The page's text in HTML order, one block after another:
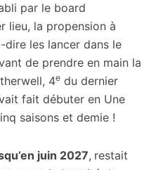
par le board
lieu, la propension à
dire les lancer dans le
de prendre en main la
4e du dernier
fait débuter en Une
saisons et demie !
juin 2027, restait